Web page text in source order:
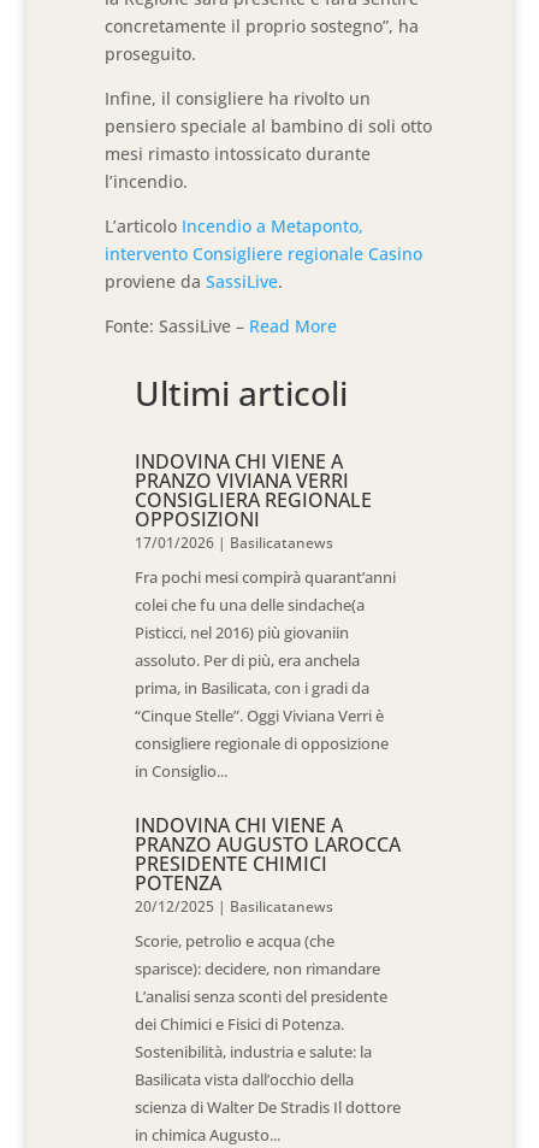
concretamente il proprio sostegno”, ha
proseguito.
Infine, il consigliere ha rivolto un
pensiero speciale al bambino di soli otto
mesi rimasto intossicato durante
l’incendio.
L’articolo Incendio a Metaponto,
intervento Consigliere regionale Casino
proviene daSassiLive.
Fonte: SassiLive – Read More
Ultimi articoli
INDOVINA CHI VIENE A
PRANZO VIVIANA VERRI
CONSIGLIERA REGIONALE
OPPOSIZIONI
17/01/2026 | Basilicatanews
Fra pochi mesi compirà quarant’anni
colei che fu una delle sindache(a
Pisticci, nel 2016) più giovaniin
assoluto. Per di più, era anchela
prima, in Basilicata, con i gradi da
“Cinque Stelle”. Oggi Viviana Verri è
consigliere regionale di opposizione
in Consiglio...
INDOVINA CHI VIENE A
PRANZO AUGUSTO LAROCCA
PRESIDENTE CHIMICI
POTENZA
20/12/2025 | Basilicatanews
Scorie, petrolio e acqua (che
sparisce): decidere, non rimandare
L’analisi senza sconti del presidente
dei Chimici e Fisici di Potenza.
Sostenibilità, industria e salute: la
Basilicata vista dall’occhio della
scienza di Walter De Stradis Il dottore
in chimica Augusto...